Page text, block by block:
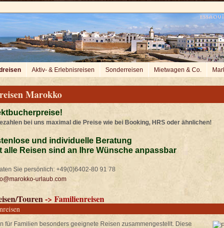
Aktiv- & Erlebnisreisen Sonderreisen Mietwagen & Co.
Marokko
bei uns maximal die Preise wie bei Booking, HRS oder ähnlichen!
und individuelle Beratung
alle Reisen sind an Ihre Wünsche anpassbar
Sie persönlich: +49(0)6402-80 91 78
urlaub.com
Touren-> Familienreisen
für Familien besonders geeignete Reisen zusammengestellt. Diese